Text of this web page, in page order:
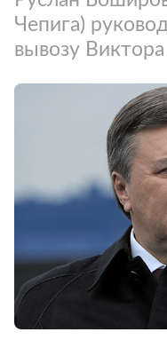
Чепига)
вывозу